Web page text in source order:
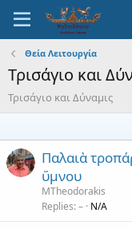
Θεία Λειτουργία
Τρισάγιο και
Τρισάγιο και Δύναμις
Παλαιὰ
ὕμνου
MTheodorakis
Replies – N/A